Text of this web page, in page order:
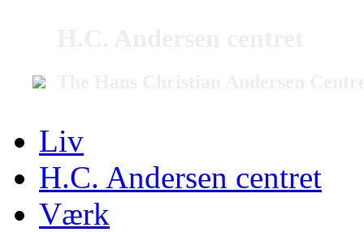
Liv
H.C. Andersen centret
Værk